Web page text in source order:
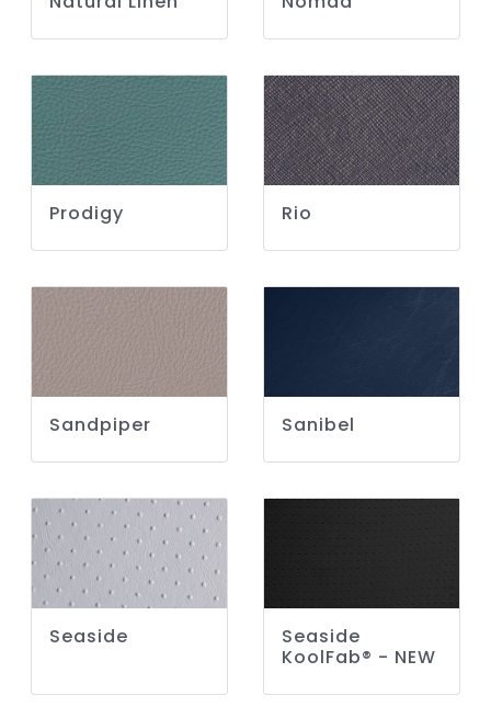
Prodigy Rio
Sandpiper Sanibel
Seaside
Seaside
KoolFab® - NEW